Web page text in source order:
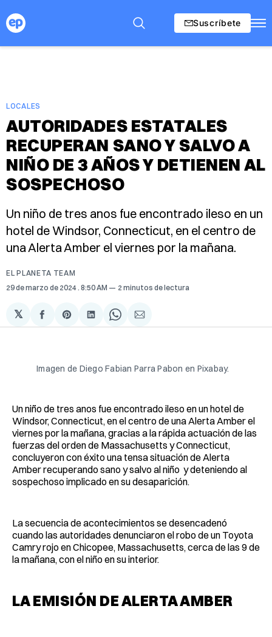
Suscríbete
LOCALES
AUTORIDADES ESTATALES
RECUPERAN SANO Y SALVO A
NIÑO DE 3 AÑOS Y DETIENEN AL
SOSPECHOSO
Un niño de tres anos fue encontrado ileso en un
hotel de Windsor, Connecticut, en el centro de
una Alerta Amber el viernes por la mañana.
EL PLANETA TEAM
29 de marzo de 2024 . 8:50 AM 2 minutos de lectura
𝕏
Compartir
en
Share
on
Compartir
en
Share
on
Compartir
via
Imagen de Diego Fabian Parra Pabon en Pixabay.
Un niño de tres anos fue encontrado ileso en un hotel de
Windsor, Connecticut, en el centro de una Alerta Amber el
viernes por la mañana, gracias a la rápida actuación de las
fuerzas del orden de Massachusetts y Connecticut,
concluyeron con éxito una tensa situación de Alerta
Amber recuperando sano y salvo al niño y deteniendo al
sospechoso implicado en su desaparición.
La secuencia de acontecimientos se desencadenó
cuando las autoridades denunciaron el robo de un Toyota
Camry rojo en Chicopee, Massachusetts, cerca de las 9 de
la mañana, con el niño en su interior.
LA EMISIÓN DE ALERTA AMBER